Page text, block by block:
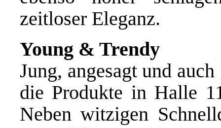
zeitloser Eleganz.
Young & Trendy
Jung, angesagt und
die Produkte in Halle
Neben witzigen